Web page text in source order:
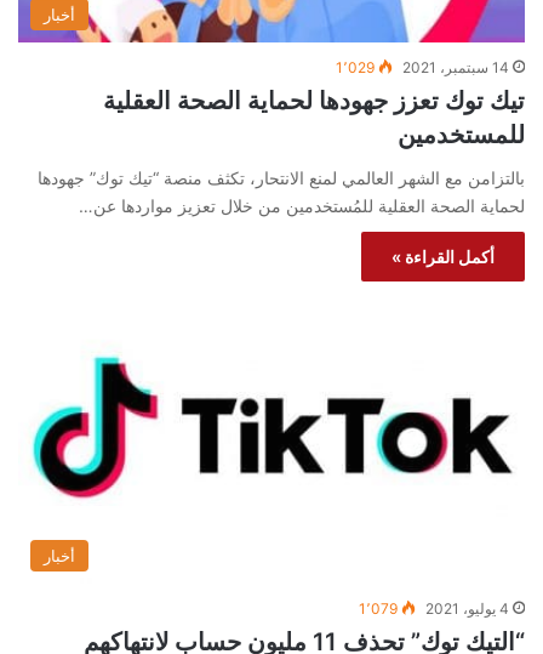
أخبار
14 سبتمبر، 2021 1٬029
تيك توك تعزز جهودها لحماية الصحة العقلية
للمستخدمين
بالتزامن مع الشهر العالمي لمنع الانتحار، تكثف منصة “تيك توك” جهودها
لحماية الصحة العقلية للمُستخدمين من خلال تعزيز مواردها عن…
أكمل القراءة »
أخبار
4 يوليو، 2021 1٬079
“التيك توك” تحذف 11 مليون حساب لانتهاكهم